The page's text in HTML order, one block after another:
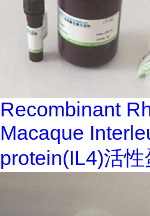
Recombinant
Macaque
protein(IL4)活性